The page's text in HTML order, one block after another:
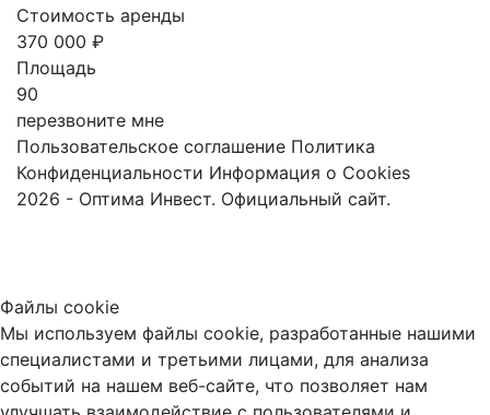
Стоимость аренды
370 000 ₽
Площадь
90
перезвоните мне
Пользовательское соглашение Политика
Конфиденциальности Информация о Cookies
2026 - Оптима Инвест. Официальный сайт.
Файлы cookie
Мы используем файлы cookie, разработанные нашими
специалистами и третьими лицами, для анализа
событий на нашем веб-сайте, что позволяет нам